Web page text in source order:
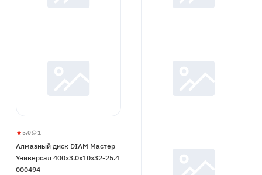
Алмазный
диск
DIAM
5.0
5
1 1
Алмазный диск DIAM Мастер
Универсал 400x3.0x10x32-25.4
000494